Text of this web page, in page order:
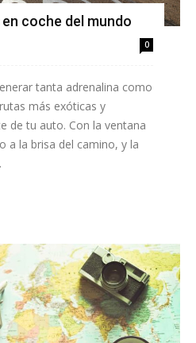
coche del mundo
0
tanta adrenalina como
más exóticas y
de tu auto. Con la ventana
a la brisa del camino, y la